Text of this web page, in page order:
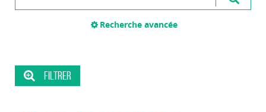
Recherche avancée